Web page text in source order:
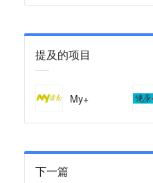
提及的项目
My+
下一篇